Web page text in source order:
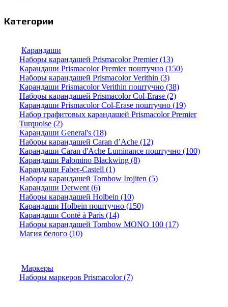
Категории
Карандаши
Наборы карандашей Prismacolor Premier (13)
Карандаши Prismacolor Premier поштучно (150)
Наборы карандашей Prismacolor Verithin (3)
Карандаши Prismacolor Verithin поштучно (38)
Наборы карандашей Prismacolor Col-Erase (2)
Карандаши Prismacolor Col-Erase поштучно (19)
Набор графитовых карандашей Prismacolor Premier
Turquoise (2)
Карандаши General's (18)
Наборы карандашей Caran d’Ache (12)
Карандаши Caran d'Ache Luminance поштучно (100)
Карандаши Palomino Blackwing (8)
Карандаши Faber-Castell (1)
Наборы карандашей Tombow Irojiten (5)
Карандаши Derwent (6)
Наборы карандашей Holbein (10)
Карандаши Holbein поштучно (150)
Карандаши Conté à Paris (14)
Наборы карандашей Tombow MONO 100 (17)
Магия белого (10)
Маркеры
Наборы маркеров Prismacolor (7)